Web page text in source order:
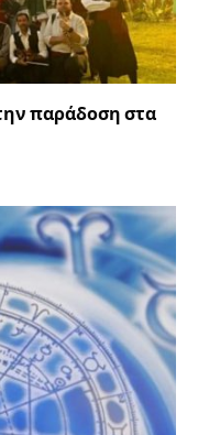
παράδοση στα